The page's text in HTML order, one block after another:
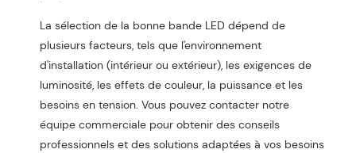
La sélection de la bonne bande LED dépend de
plusieurs facteurs, tels que l'environnement
d'installation (intérieur ou extérieur), les exigences de
luminosité, les effets de couleur, la puissance et les
besoins en tension. Vous pouvez contacter notre
équipe commerciale pour obtenir des conseils
professionnels et des solutions adaptées à vos besoins